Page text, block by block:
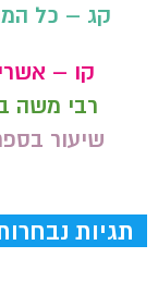
קג – כל
קו –
רבי משה
שיעור
תגיות